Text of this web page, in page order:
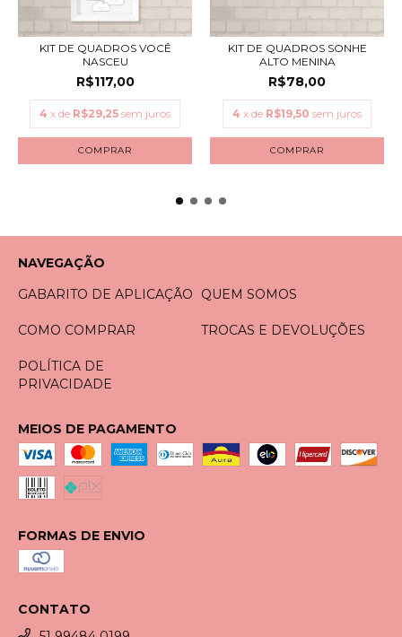
KIT DE QUADROS VOCÊ
NASCEU
R$117,00
4 x de R$29,25 sem juros
COMPRAR
KIT DE QUADROS SONHE
ALTO MENINA
R$78,00
4 x de R$19,50 sem juros
COMPRAR
NAVEGAÇÃO
GABARITO DE APLICAÇÃO
QUEM SOMOS
COMO COMPRAR TROCAS E DEVOLUÇÕES
POLÍTICA DE
PRIVACIDADE
MEIOS DE PAGAMENTO
FORMAS DE ENVIO
CONTATO